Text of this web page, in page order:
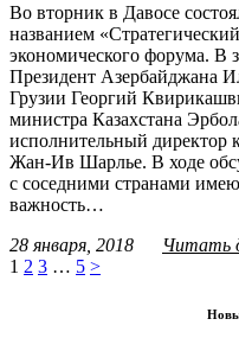
Во вторник в Давосе
названием
экономического форума. В
Президент Азербайджана
Грузии Георгий
министра Казахстана
исполнительный
Жан-Ив Шарлье. В ходе
с соседними странами
важность…
28 января, 2018
Читать
1 2 3 … 5 >